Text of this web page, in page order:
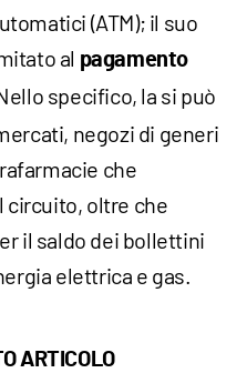
(ATM); il suo
al pagamento
specifico, la si può
negozi di generi
che
circuito, oltre che
il saldo dei bollettini
elettrica e gas.
ARTICOLO